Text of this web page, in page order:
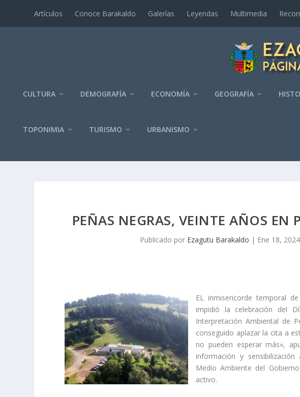
Artí­culos Conoce Barakaldo Galerí­as Leyendas Multimedia
CULTURA DEMOGRAFÍA ECONOMÍA GEOGRAFÍ­A
TOPONIMIA TURISMO URBANISMO
PEÑAS NEGRAS, VEINTE AÑOS EN
Publicado por Ezagutu Barakaldo | Ene 18, 2024
EL inmisericorde temporal
impidió la celebración del
Interpretación Ambiental de
conseguido aplazar la cita a
no pueden esperar más»,
información y
Medio Ambiente del
activo.